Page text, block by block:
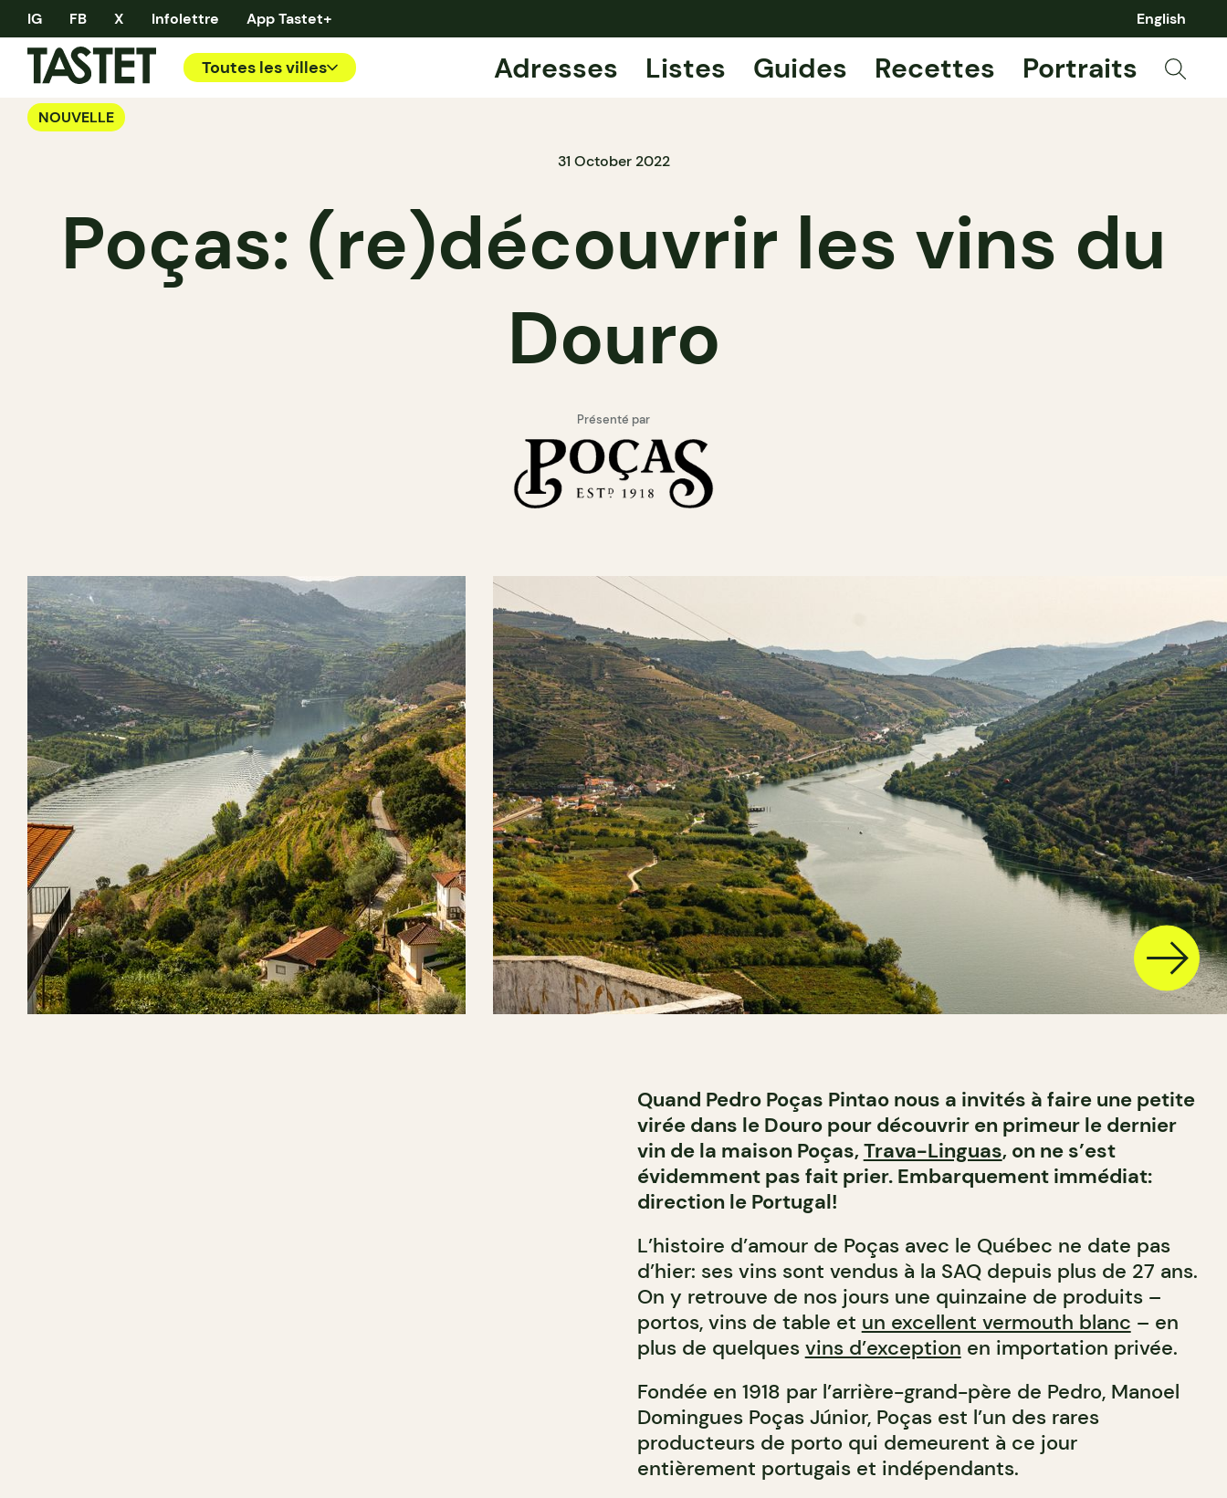
IG FB X Infolettre App Tastet+ English
Toutes les villes Adresses Listes Guides Recettes Portraits
NOUVELLE
31 October 2022
Poças: (re)découvrir les vins du
Douro
Présenté par
Quand Pedro Poças Pintao nous a invités à faire une petite
virée dans le Douro pour découvrir en primeur le dernier
vin de la maison Poças, Trava-Linguas, on ne s’est
évidemment pas fait prier. Embarquement immédiat:
direction le Portugal!
L’histoire d’amour de Poças avec le Québec ne date pas
d’hier: ses vins sont vendus à la SAQ depuis plus de 27 ans.
On y retrouve de nos jours une quinzaine de produits –
portos, vins de table et un excellent vermouth blanc – en
plus de quelques vins d’exception en importation privée.
Fondée en 1918 par l’arrière-grand-père de Pedro, Manoel
Domingues Poças Júnior, Poças est l’un des rares
producteurs de porto qui demeurent à ce jour
entièrement portugais et indépendants.